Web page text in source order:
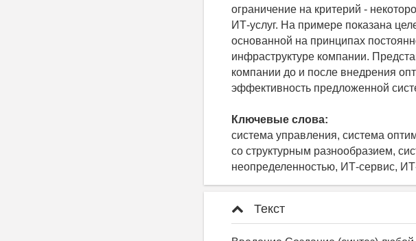
ограничение на критерий -
ИТ-услуг. На примере показана
основанной на принципах
инфраструктуре компании.
компании до и после внедрения
эффективность предложенной
Ключевые слова:
система управления, система
со структурным разнообразием,
неопределенностью, ИТ-сервис,
Текст